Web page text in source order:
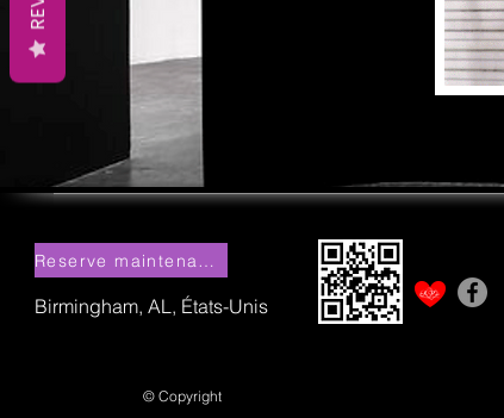
Reserve maintenant!
Birmingham, AL, États-Unis
© Copyright